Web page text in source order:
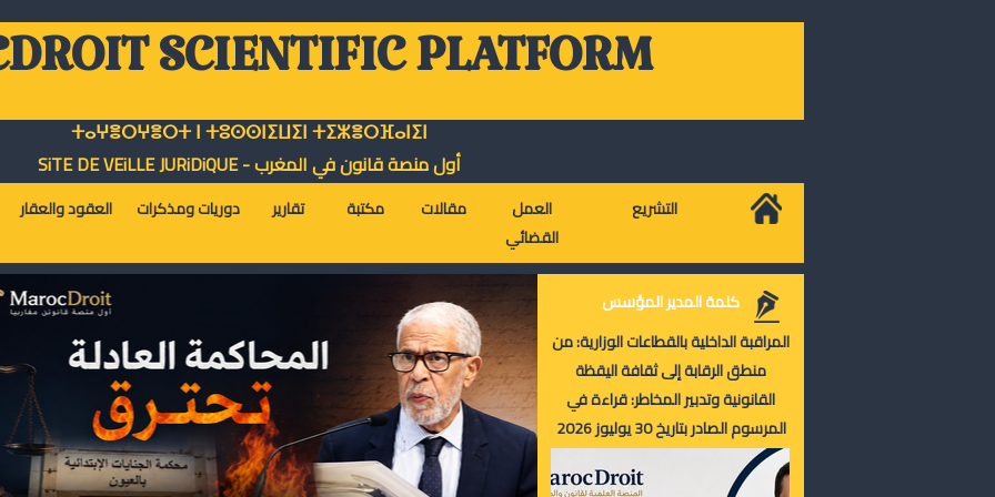
SCIENTIFIC PLATFORM
ⵜⴰⵖⴻⵔⵖⴻⵔⵜ ⵏ ⵜⵓⵙⵙⵏⵉⵡⵉⵏ ⵜⵉⵣⴻⵔⴼⴰⵏⵉⵏ
أول منصة قانون في المغرب - SiTE DE VEiLLE JURiDiQUE
العقود والعقار دوريات ومذكرات تقارير مكتبة مقالات
العمل
القضائي
التشريع
كلمة المدير المؤسس
المراقبة الداخلية بالقطاعات الوزارية: من
منطق الرقابة إلى ثقافة اليقظة
القانونية وتدبير المخاطر: قراءة في
المرسوم الصادر بتاريخ 30 يوليوز 2026